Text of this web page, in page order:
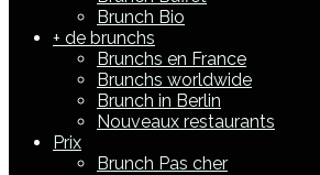
Brunch Bio
+ de brunchs
Brunchs en France
Brunchs worldwide
Brunch in Berlin
Nouveaux restaurants
Prix
Brunch Pas cher